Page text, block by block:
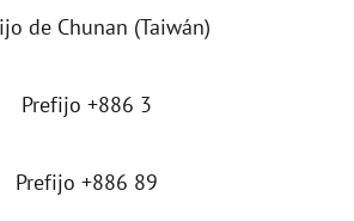
de Chunan (Taiwán)
Prefijo +886 3
Prefijo +886 89